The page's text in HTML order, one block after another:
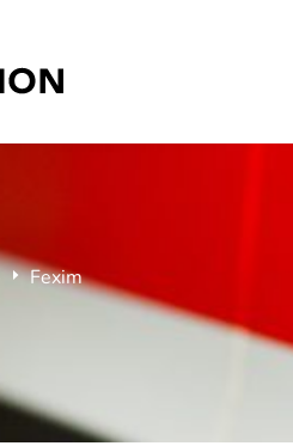
Fexim